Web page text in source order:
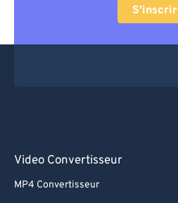
Video Convertisseur
MP4 Convertisseur